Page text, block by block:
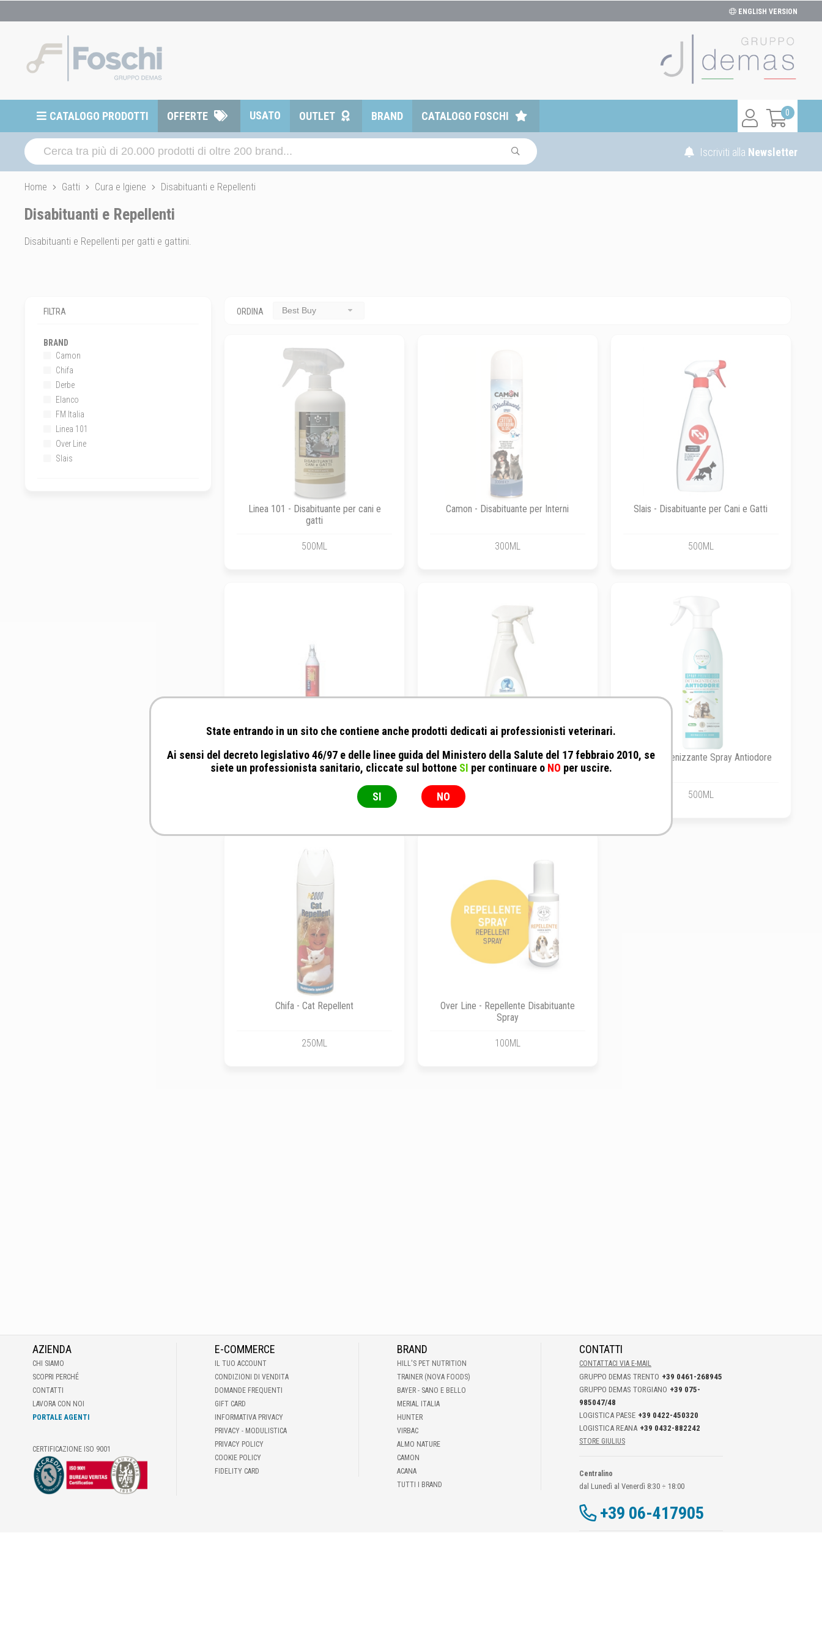
ENGLISH VERSION
0
CATALOGO PRODOTTI OFFERTE USATO OUTLET BRAND CATALOGO FOSCHI
Iscriviti alla Newsletter
Home Gatti Cura e Igiene Disabituanti e Repellenti
Disabituanti e Repellenti
Disabituanti e Repellenti per gatti e gattini.
FILTRA
BRAND
Camon
Chifa
Derbe
Elanco
FM Italia
Linea 101
Over Line
Slais
ORDINA Best Buy
Linea 101 - Disabituante per cani e
gatti
500ML
Camon - Disabituante per Interni
300ML
Slais - Disabituante per Cani e Gatti
500ML
FM Italia - Spray Ecologico Repellente
Elanco - Pet Conditioner ambienti
esterni
Derbe - Igienizzante Spray Antiodore
500ML
Chifa - Cat Repellent
250ML
Over Line - Repellente Disabituante
Spray
100ML
AZIENDA
CHI SIAMO
SCOPRI PERCHÉ
CONTATTI
LAVORA CON NOI
PORTALE AGENTI
CERTIFICAZIONE ISO 9001
E-COMMERCE
IL TUO ACCOUNT
CONDIZIONI DI VENDITA
DOMANDE FREQUENTI
GIFT CARD
INFORMATIVA PRIVACY
PRIVACY - MODULISTICA
PRIVACY POLICY
COOKIE POLICY
FIDELITY CARD
BRAND
HILL'S PET NUTRITION
TRAINER (NOVA FOODS)
BAYER - SANO E BELLO
MERIAL ITALIA
HUNTER
VIRBAC
ALMO NATURE
CAMON
ACANA
TUTTI I BRAND
CONTATTI
CONTATTACI VIA E-MAIL
GRUPPO DEMAS TRENTO +39 0461-268945
GRUPPO DEMAS TORGIANO +39 075-
985047/48
LOGISTICA PAESE +39 0422-450320
LOGISTICA REANA +39 0432-882242
STORE GIULIUS
Centralino
dal Lunedì al Venerdì 8:30 ÷ 18:00
+39 06-417905
State entrando in un sito che contiene anche prodotti dedicati ai professionisti veterinari.
Ai sensi del decreto legislativo 46/97 e delle linee guida del Ministero della Salute del 17 febbraio 2010, se
siete un professionista sanitario, cliccate sul bottone SI per continuare o NO per uscire.
SI NO